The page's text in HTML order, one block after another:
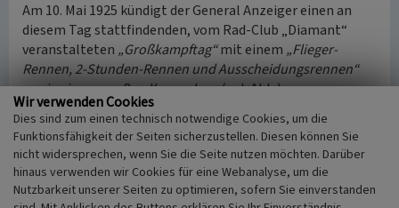
Am 10. Mai 1925 kündigt der General Anzeiger einen an
diesem Tag stattfindenden, vom Rad-Club „Diamant“
veranstalteten „Großkampftag“mit einem „Flieger-
Rennen, 2-Stunden-Rennen und Ausscheidungsrennen“
sowie einem großen Konzert an (vgl. Abb.).
In der Deutschen Rad- und Kraftfahrer-Zeitung findet sich
zuletzt noch eine Rennausschreibung für den 18. April
1926. In zeitgenössischen Stadtplänen wird die Anlage in
den Folgejahren als „Sport Platz“ ohne gesonderte
Kenntlichmachung einer Radrennbahn ausgewiesen (vgl.
Wir verwenden Cookies
Dies sind zum einen technisch notwendige Cookies, um die
Funktionsfähigkeit der Seiten sicherzustellen. Diesen können Sie
nicht widersprechen, wenn Sie die Seite nutzen möchten. Darüber
hinaus verwenden wir Cookies für eine Webanalyse, um die
Nutzbarkeit unserer Seiten zu optimieren, sofern Sie einverstanden